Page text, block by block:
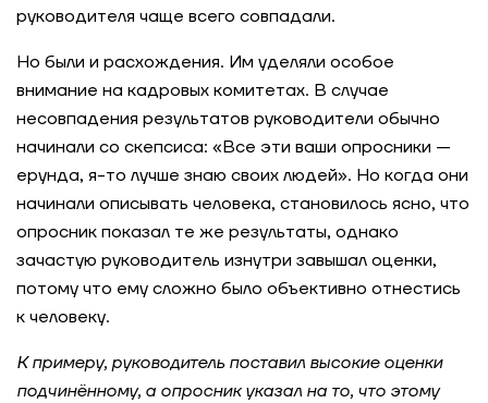
персонала: новый подход к развитию культуры
Оптимизация системы оплаты труда для
федеральном предприятии
Масштабирование оценки без перегрузки HR:
кейс-тест для настройки
персонализированных программ обучения
через актуализацию и оценку компетенций в
металлургической компании
руководителя чаще всего совпадали.
Но были и расхождения. Им уделяли особое
внимание на кадровых комитетах. В случае
несовпадения результатов руководители обычно
начинали со скепсиса: «Все эти ваши опросники —
ерунда, я-то лучше знаю своих людей». Но когда они
начинали описывать человека, становилось ясно, что
опросник показал те же результаты, однако
зачастую руководитель изнутри завышал оценки,
потому что ему сложно было объективно отнестись
к человеку.
К примеру, руководитель поставил высокие оценки
подчинённому, а опросник указал на то, что этому